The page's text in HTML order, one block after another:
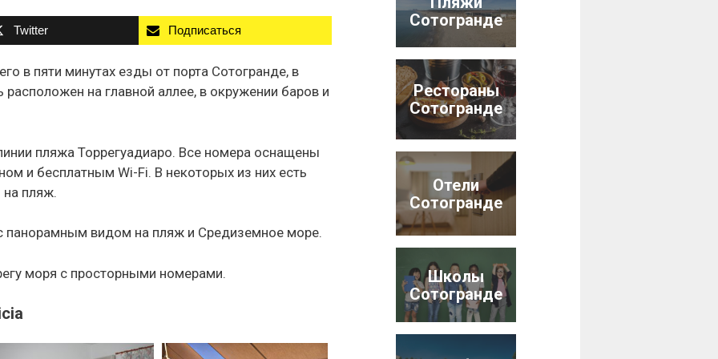
Twitter Подписаться
в пяти минутах езды от порта Сотогранде, в
расположен на главной аллее, в окружении баров и
пляжа Торрегуадиаро. Все номера оснащены
и бесплатным Wi-Fi. В некоторых из них есть
пляж.
панорамным видом на пляж и Средиземное море.
моря с просторными номерами.
Сотогранде
Рестораны
Сотогранде
Отели
Сотогранде
Школы
Сотогранде